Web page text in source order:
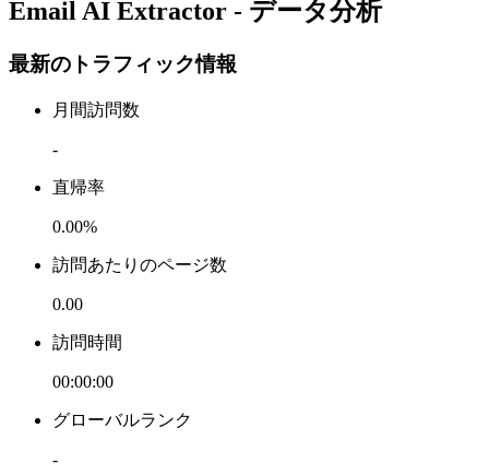
Email AI Extractor - データ分析
最新のトラフィック情報
月間訪問数
-
直帰率
0.00%
訪問あたりのページ数
0.00
訪問時間
00:00:00
グローバルランク
-